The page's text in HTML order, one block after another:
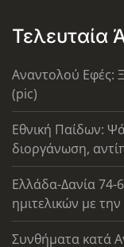
Τελευταία
Αναντολού Εφές:
(pic)
Εθνική Παίδων:
διοργάνωση,
Ελλάδα-Δανία 74-
ημιτελικών με
Συνθήματα κατά